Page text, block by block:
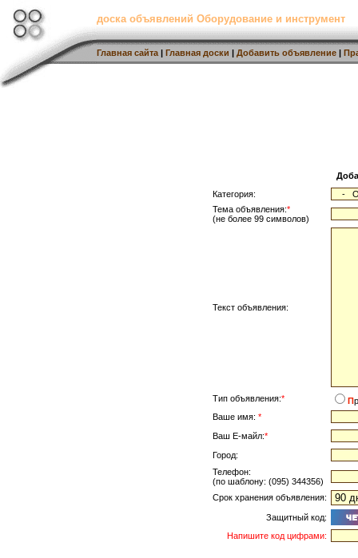
доска объявлений Оборудование и инструмент
Главная сайта | Главная доски | Добавить объявление |
Категория:
Тема объявления:*
(не более 99 символов)
Текст объявления:
Тип объявления:* П
Ваше имя: *
Ваш Е-майл:*
Город:
Телефон:
(по шаблону: (095) 344356)
Срок хранения объявления:
Защитный код:
Напишите код цифрами: